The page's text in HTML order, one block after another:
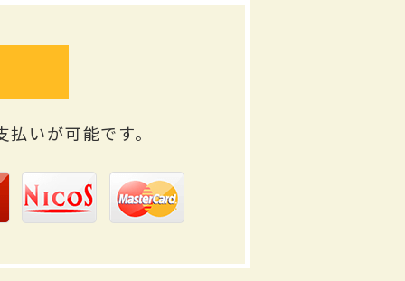
払いが可能です。